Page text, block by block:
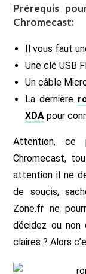
Prérequis
Chromecast:
Il vous faut
Une clé USB
Un câble
La dernière
XDA pour
Attention, ce
Chromecast,
attention il ne
de soucis,
Zone.fr ne
décidez ou
claires ? Alors